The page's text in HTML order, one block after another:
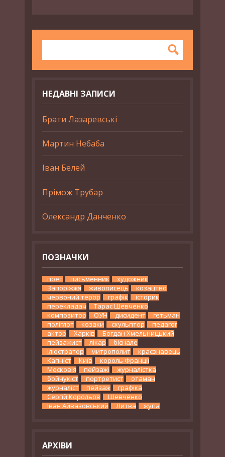
НЕДАВНІ ЗАПИСИ
Брати Лазаревські
Мартин Небаба
Іван Белей
Прімож Трубар
Олександр Данченко
ПОЗНАЧКИ
поет письменник
художник
Запоріжжя
живописець
козацтво
червоний терор
графік
історик
перекладач
Тарас Шевченко
композитор
ОУН дисидент
гетьман
поліглот
козаки скульптор
педагог
актор
Харків
Богдан Хмельницький
пейзажист
лікар
бієнале
ілюстратор
митрополит
краєзнавець
Капніст
Київ
король Франції
Московія
пейзажі
журналістка
бойчукіст
портретист
отаман
журналіст
пейзаж
графіка
Сергій Корольов
Шевченко
Іван Айвазовський
Литва жупа
АРХІВИ